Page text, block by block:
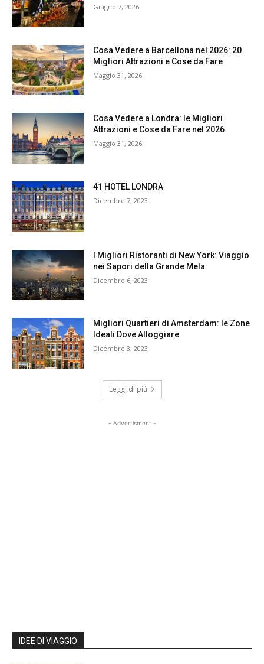
Giugno 7, 2026
Cosa Vedere a Barcellona nel 2026: 20
Migliori Attrazioni e Cose da Fare
Maggio 31, 2026
Cosa Vedere a Londra: le Migliori
Attrazioni e Cose da Fare nel 2026
Maggio 31, 2026
41 HOTEL LONDRA
Dicembre 7, 2023
I Migliori Ristoranti di New York: Viaggio
nei Sapori della Grande Mela
Dicembre 6, 2023
Migliori Quartieri di Amsterdam: le Zone
Ideali Dove Alloggiare
Dicembre 3, 2023
Leggi di più
- Advertisment -
IDEE DI VIAGGIO